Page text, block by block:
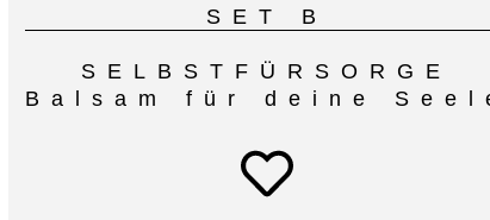
SET B
SELBSTFÜRSORGE
Balsam für deine